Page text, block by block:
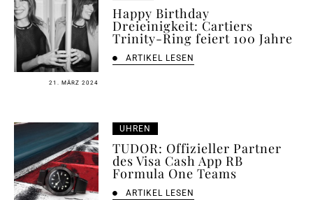
21. MÄRZ 2024
Happy Birthday
Dreieinigkeit: Cartiers
Trinity-Ring feiert 100 Jahre
ARTIKEL LESEN
UHREN
TUDOR: Offizieller Partner
des Visa Cash App RB
Formula One Teams
ARTIKEL LESEN